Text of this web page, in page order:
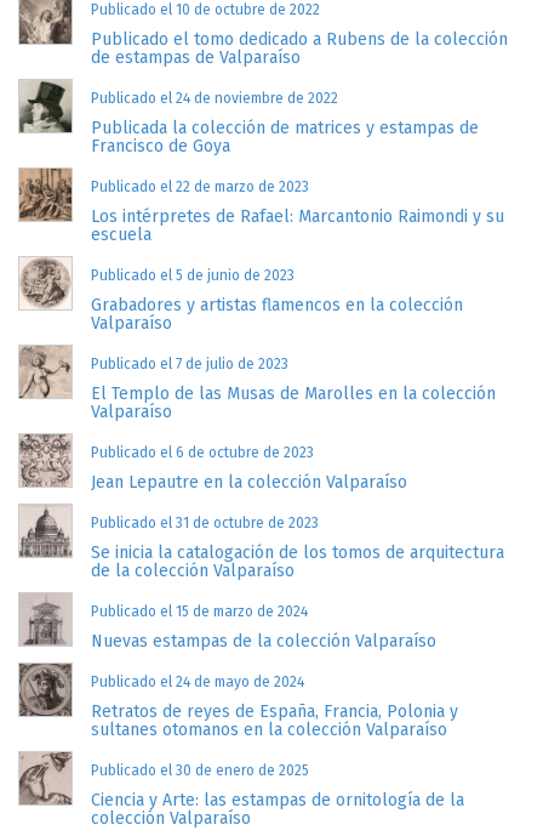
Publicado el 10 de octubre de 2022
Publicado el tomo dedicado a Rubens de la colección
de estampas de Valparaíso
Publicado el 24 de noviembre de 2022
Publicada la colección de matrices y estampas de
Francisco de Goya
Publicado el 22 de marzo de 2023
Los intérpretes de Rafael: Marcantonio Raimondi y su
escuela
Publicado el 5 de junio de 2023
Grabadores y artistas flamencos en la colección
Valparaíso
Publicado el 7 de julio de 2023
El Templo de las Musas de Marolles en la colección
Valparaíso
Publicado el 6 de octubre de 2023
Jean Lepautre en la colección Valparaíso
Publicado el 31 de octubre de 2023
Se inicia la catalogación de los tomos de arquitectura
de la colección Valparaíso
Publicado el 15 de marzo de 2024
Nuevas estampas de la colección Valparaíso
Publicado el 24 de mayo de 2024
Retratos de reyes de España, Francia, Polonia y
sultanes otomanos en la colección Valparaíso
Publicado el 30 de enero de 2025
Ciencia y Arte: las estampas de ornitología de la
colección Valparaíso